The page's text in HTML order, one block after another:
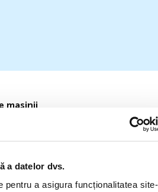
a datelor dvs.
pentru a asigura funcționalitatea
masinii